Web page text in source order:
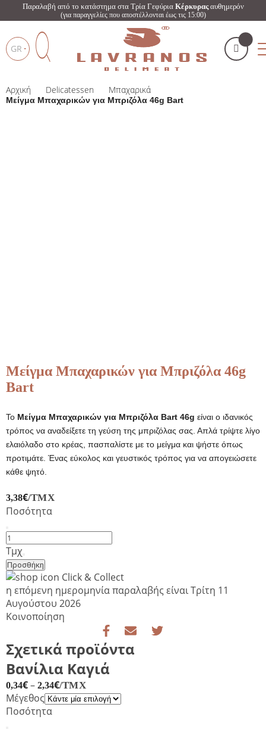
Παραλαβή από το κατάστημα στα Τρία Γεφύρια Κέρκυραςαυθημερόν
(για παραγγελίες που αποστέλλονται έως τις 15:00)
GR
Products
search
Το καλάθι μου ()
Αρχική Delicatessen Μπαχαρικά
Μείγμα Μπαχαρικών για Μπριζόλα 46g Bart
Μείγμα Μπαχαρικών για Μπριζόλα 46g
Bart
Το Μείγμα Μπαχαρικών για Μπριζόλα Bart 46g είναι ο ιδανικός
τρόπος να αναδείξετε τη γεύση της μπριζόλας σας. Απλά τρίψτε λίγο
ελαιόλαδο στο κρέας, πασπαλίστε με το μείγμα και ψήστε όπως
προτιμάτε. Ένας εύκολος και γευστικός τρόπος για να απογειώσετε
κάθε ψητό.
3,38€/ΤΜΧ
Ποσότητα
Μείγμα
Μπαχαρικών
για
Μπριζόλα
46g
Bart
ποσότητα
Τμχ
Προσθήκη
Click & Collect
η επόμενη ημερομηνία παραλαβής είναιΤρίτη 11
Αυγούστου 2026
Κοινοποίηση
Σχετικά προϊόντα
Βανίλια Καγιά
0,34€– 2,34€/ΤΜΧ
Μέγεθος
Ποσότητα